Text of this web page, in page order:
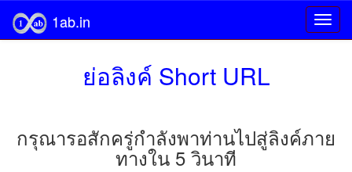
1ab.in
ย่อลิงค์ Short URL
กรุณารอสักครู่กำลังพาท่านไปสู่ลิงค์ภาย
ทางใน 5 วินาที